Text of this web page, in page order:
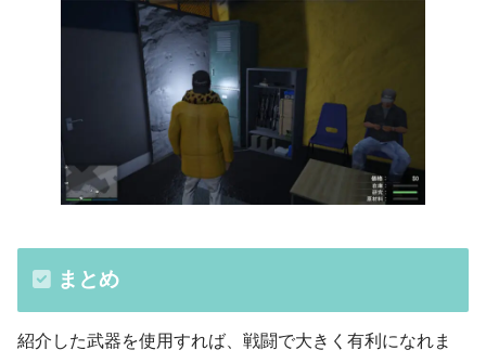
まとめ
紹介した武器を使用すれば、戦闘で大きく有利になれま